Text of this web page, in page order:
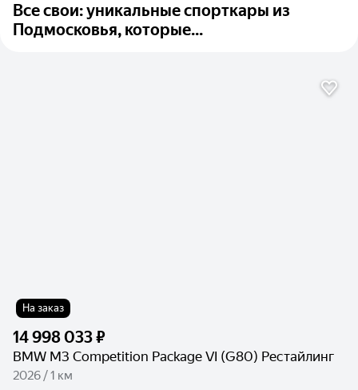
Все свои: уникальные спорткары из
Подмосковья, которые...
На заказ
14 998 033 ₽
BMW M3 Competition Package VI (G80) Рестайлинг
2026 / 1 км